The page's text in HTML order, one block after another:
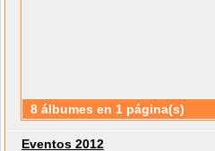
8 álbumes en 1 página(s)
Eventos 2012